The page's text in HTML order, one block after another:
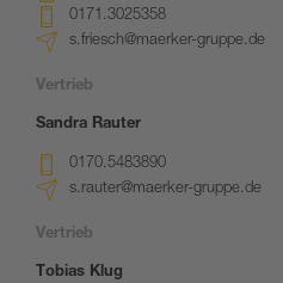
0171.3025358
s.friesch@maerker-gruppe.de
Vertrieb
Sandra Rauter
0170.5483890
s.rauter@maerker-gruppe.de
Vertrieb
Tobias Klug